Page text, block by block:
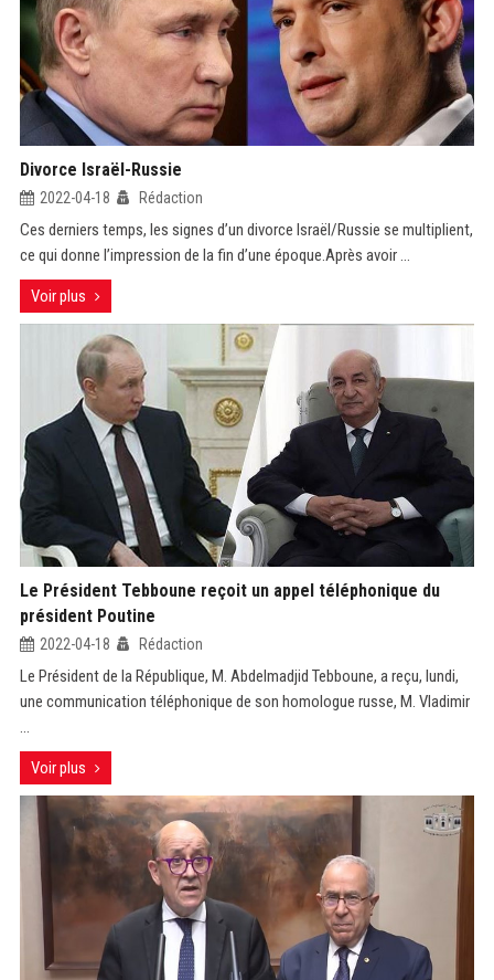
Divorce Israël-Russie
2022-04-18 Rédaction
Ces derniers temps, les signes d’un divorce Israël/Russie se multiplient,
ce qui donne l’impression de la fin d’une époque.Après avoir ...
Voir plus
Le Président Tebboune reçoit un appel téléphonique du
président Poutine
2022-04-18 Rédaction
Le Président de la République, M. Abdelmadjid Tebboune, a reçu, lundi,
une communication téléphonique de son homologue russe, M. Vladimir
...
Voir plus